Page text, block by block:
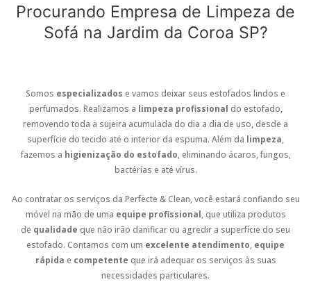
Procurando Empresa de Limpeza de
Sofá na Jardim da Coroa SP?
Somos especializados e vamos deixar seus estofados lindos e
perfumados. Realizamos a limpeza profissional do estofado,
removendo toda a sujeira acumulada do dia a dia de uso, desde a
superfície do tecido até o interior da espuma. Além da limpeza,
fazemos a higienização do estofado, eliminando ácaros, fungos,
bactérias e até vírus.
Ao contratar os serviços da Perfecte & Clean, você estará confiando seu
móvel na mão de uma equipe profissional, que utiliza produtos
de qualidade que não irão danificar ou agredir a superfície do seu
estofado. Contamos com um excelente atendimento, equipe
rápida e competente que irá adequar os serviços às suas
necessidades particulares.